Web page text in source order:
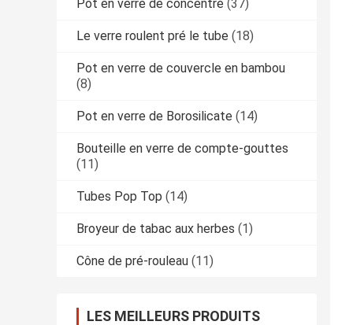
Pot en verre de concentré (37)
Le verre roulent pré le tube (18)
Pot en verre de couvercle en bambou
(8)
Pot en verre de Borosilicate (14)
Bouteille en verre de compte-gouttes
(11)
Tubes Pop Top (14)
Broyeur de tabac aux herbes (1)
Cône de pré-rouleau (11)
LES MEILLEURS PRODUITS